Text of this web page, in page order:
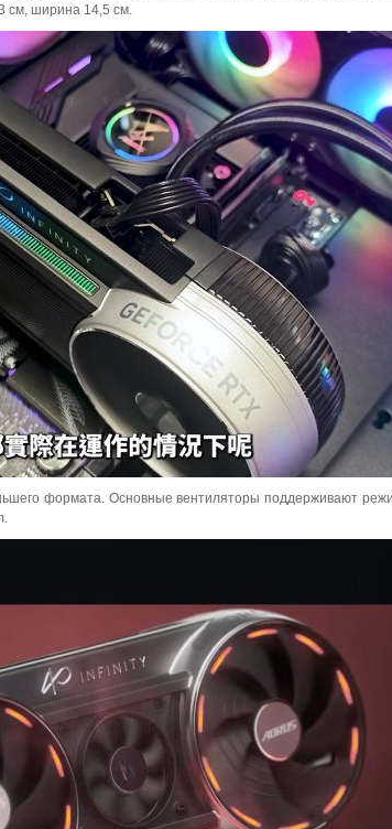
см, ширина 14,5 см.
формата. Основные вентиляторы поддерживают